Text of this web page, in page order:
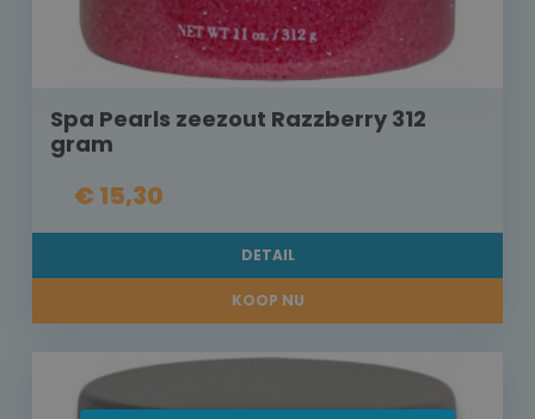
Spa Pearls zeezout Razzberry 312
gram
€ 15,30
DETAIL
KOOP NU